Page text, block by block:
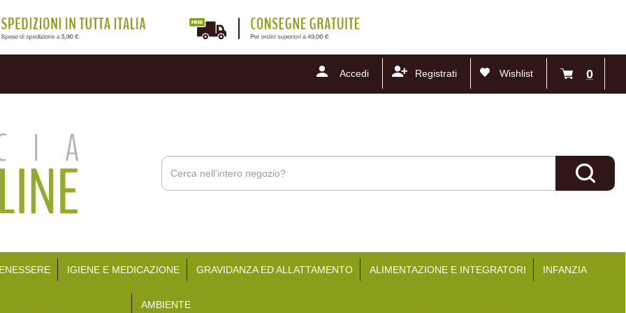
Accedi Registrati Wishlist 0
articoli
inseriti
Cerca
Prodotto
Cerca
IGIENE E MEDICAZIONE GRAVIDANZA ED ALLATTAMENTO ALIMENTAZIONE E INTEGRATORI INFANZIA
AMBIENTE